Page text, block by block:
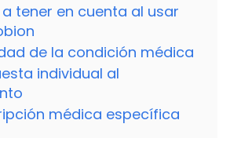
tener en cuenta al usar
de la condición médica
individual al
médica específica